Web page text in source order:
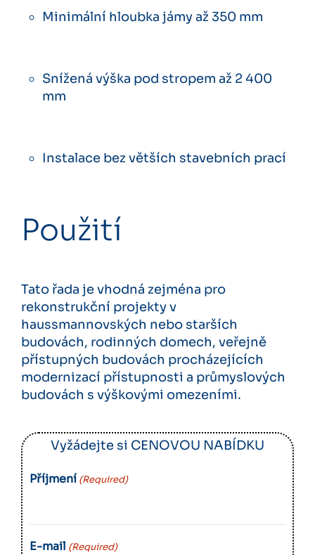
Minimální hloubka jámy až 350 mm
Snížená výška pod stropem až 2 400
mm
Instalace bez větších stavebních prací
Použití
Tato řada je vhodná zejména pro
rekonstrukční projekty v
haussmannovských nebo starších
budovách, rodinných domech, veřejně
přístupných budovách procházejících
modernizací přístupnosti a průmyslových
budovách s výškovými omezeními.
Vyžádejte si CENOVOU NABÍDKU
Příjmení (Required)
E-mail (Required)